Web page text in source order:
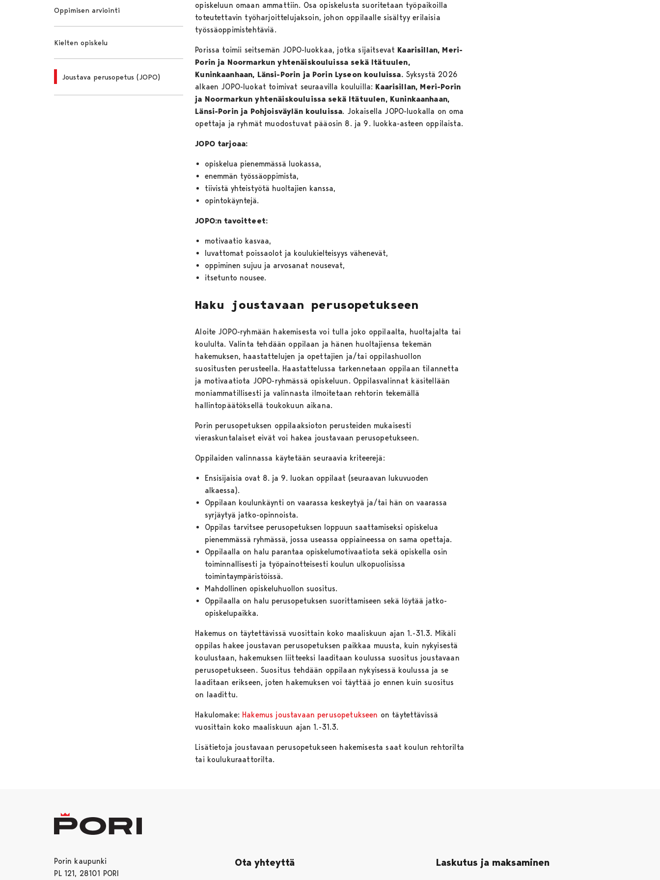
Oppimisen arviointi
Kielten opiskelu
Joustava perusopetus (JOPO)
opiskeluun omaan ammattiin. Osa opiskelusta suoritetaan työpaikoilla
toteutettavin työharjoittelujaksoin, johon oppilaalle sisältyy erilaisia
työssäoppimistehtäviä.
Porissa toimii seitsemän JOPO-luokkaa, jotka sijaitsevat Kaarisillan, Meri-
Porin ja Noormarkun yhtenäiskouluissa sekä Itätuulen,
Kuninkaanhaan, Länsi-Porin ja Porin Lyseon kouluissa.Syksystä 2026
alkaen JOPO-luokat toimivat seuraavilla kouluilla: Kaarisillan, Meri-Porin
ja Noormarkun yhtenäiskouluissa sekä Itätuulen, Kuninkaanhaan,
Länsi-Porin ja Pohjoisväylän kouluissa. Jokaisella JOPO-luokalla on oma
opettaja ja ryhmät muodostuvat pääosin 8. ja 9. luokka-asteen oppilaista.
JOPO tarjoaa:
opiskelua pienemmässä luokassa,
enemmän työssäoppimista,
tiivistä yhteistyötä huoltajien kanssa,
opintokäyntejä.
JOPO:n tavoitteet:
motivaatio kasvaa,
luvattomat poissaolot ja koulukielteisyys vähenevät,
oppiminen sujuu ja arvosanat nousevat,
itsetunto nousee.
Haku joustavaan perusopetukseen
Aloite JOPO-ryhmään hakemisesta voi tulla joko oppilaalta, huoltajalta tai
koululta. Valinta tehdään oppilaan ja hänen huoltajiensa tekemän
hakemuksen, haastattelujen ja opettajien ja/tai oppilashuollon
suositusten perusteella. Haastattelussa tarkennetaan oppilaan tilannetta
ja motivaatiota JOPO-ryhmässä opiskeluun. Oppilasvalinnat käsitellään
moniammatillisesti ja valinnasta ilmoitetaan rehtorin tekemällä
hallintopäätöksellä toukokuun aikana.
Porin perusopetuksen oppilaaksioton perusteiden mukaisesti
vieraskuntalaiset eivät voi hakea joustavaan perusopetukseen.
Oppilaiden valinnassa käytetään seuraavia kriteerejä:
Ensisijaisia ovat 8. ja 9. luokan oppilaat (seuraavan lukuvuoden
alkaessa).
Oppilaan koulunkäynti on vaarassa keskeytyä ja/tai hän on vaarassa
syrjäytyä jatko-opinnoista.
Oppilas tarvitsee perusopetuksen loppuun saattamiseksi opiskelua
pienemmässä ryhmässä, jossa useassa oppiaineessa on sama opettaja.
Oppilaalla on halu parantaa opiskelumotivaatiota sekä opiskella osin
toiminnallisesti ja työpainotteisesti koulun ulkopuolisissa
toimintaympäristöissä.
Mahdollinen opiskeluhuollon suositus.
Oppilaalla on halu perusopetuksen suorittamiseen sekä löytää jatko-
opiskelupaikka.
Hakemus on täytettävissä vuosittain koko maaliskuun ajan 1.-31.3. Mikäli
oppilas hakee joustavan perusopetuksen paikkaa muusta, kuin nykyisestä
koulustaan, hakemuksen liitteeksi laaditaan koulussa suositus joustavaan
perusopetukseen. Suositus tehdään oppilaan nykyisessä koulussa ja se
laaditaan erikseen, joten hakemuksen voi täyttää jo ennen kuin suositus
on laadittu.
Hakulomake: Hakemus joustavaan perusopetukseen on täytettävissä
vuosittain koko maaliskuun ajan 1.-31.3.
Lisätietoja joustavaan perusopetukseen hakemisesta saat koulun rehtorilta
tai koulukuraattorilta.
Porin kaupunki
PL 121, 28101 PORI
Ota yhteyttä Laskutus ja maksaminen